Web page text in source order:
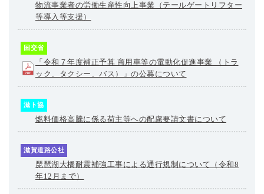
物流事業者の労働生産性向上事業（テールゲートリフター
等導入等支援）
国交省
「令和７年度補正予算 商用車等の電動化促進事業 （トラ
ック、タクシー、バス）」の公募について
滋ト協
燃料価格高騰に係る荷主等への配慮要請文書について
滋賀道路公社
琵琶湖大橋耐震補強工事による通行規制について（令和8
年12月まで）